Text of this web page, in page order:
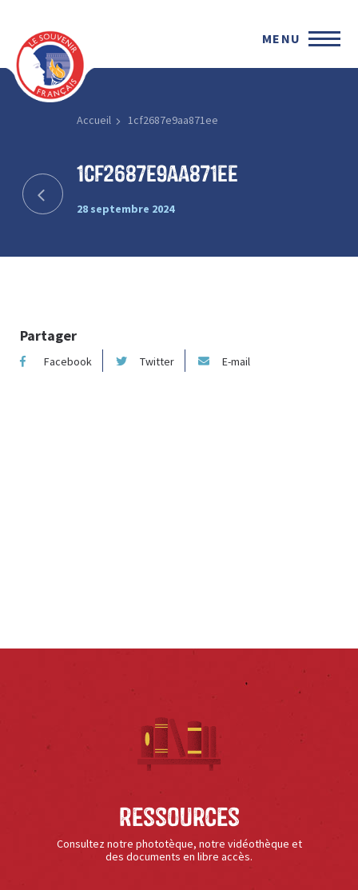
MENU
Accueil 1cf2687e9aa871ee
1cf2687e9aa871ee
28 septembre 2024
Partager
Facebook Twitter E-mail
Ressources
Consultez notre phototèque, notre vidéothèque et
des documents en libre accès.